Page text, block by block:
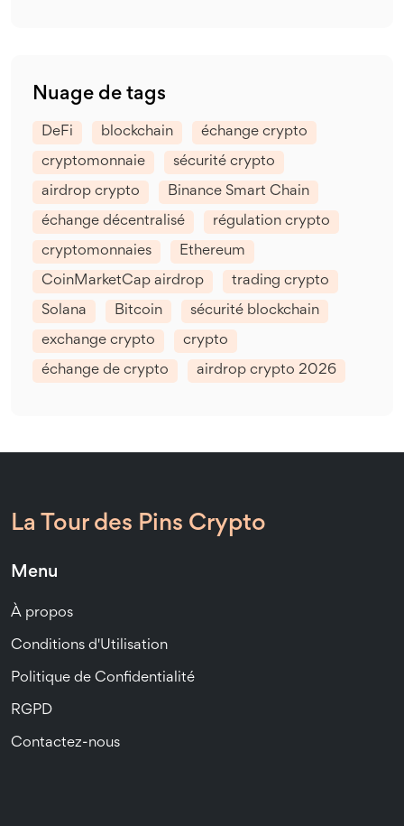
Nuage de tags
DeFi blockchain échange crypto
cryptomonnaie sécurité crypto
airdrop crypto Binance Smart Chain
échange décentralisé régulation crypto
cryptomonnaies Ethereum
CoinMarketCap airdrop trading crypto
Solana Bitcoin sécurité blockchain
exchange crypto crypto
échange de crypto airdrop crypto 2026
La Tour des Pins Crypto
Menu
À propos
Conditions d'Utilisation
Politique de Confidentialité
RGPD
Contactez-nous